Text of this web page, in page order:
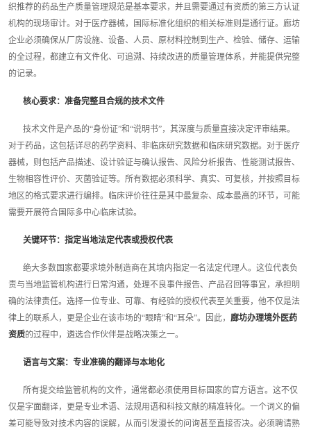
织推荐的药品生产质量管理规范是基本要求，并且需要通过有资质的第三方认证
机构的现场审计。对于医疗器械，国际标准化组织的相关标准则是通行证。廊坊
企业必须确保从厂房设施、设备、人员、原材料控制到生产、检验、储存、运输
的全过程，都建立有文件化、可追溯、持续改进的质量管理体系，并能提供完整
的记录。
核心要求：准备完整且合规的技术文件
技术文件是产品的“身份证”和“说明书”，其深度与质量直接决定评审结果。
对于药品，这包括详尽的药学资料、非临床研究数据和临床研究数据。对于医疗
器械，则包括产品描述、设计验证与确认报告、风险分析报告、性能测试报告、
生物相容性评价、灭菌验证等。所有数据必须科学、真实、可复核，并按照目标
地区的格式要求进行编排。临床评价往往是其中最复杂、成本最高的环节，可能
需要开展符合国际多中心临床试验。
关键环节：指定当地法定代表或授权代表
绝大多数国家都要求境外制造商在其境内指定一名法定代理人。这位代表负
责与当地监管机构进行日常沟通，处理不良事件报告、产品召回等事宜，承担明
确的法律责任。选择一位专业、可靠、有经验的授权代表至关重要，他不仅是法
律上的联系人，更是企业在该市场的“眼睛”和“耳朵”。因此， 廊坊办理境外医药
资质的过程中，遴选合作伙伴是战略决策之一。
语言与文案：专业准确的翻译与本地化
所有提交给监管机构的文件，通常都必须使用目标国家的官方语言。这不仅
仅是字面翻译，更是专业术语、法规用语和科技文献的精准转化。一个词义的偏
差可能导致对技术内容的误解，从而引发漫长的问询甚至直接否决。必须聘请熟